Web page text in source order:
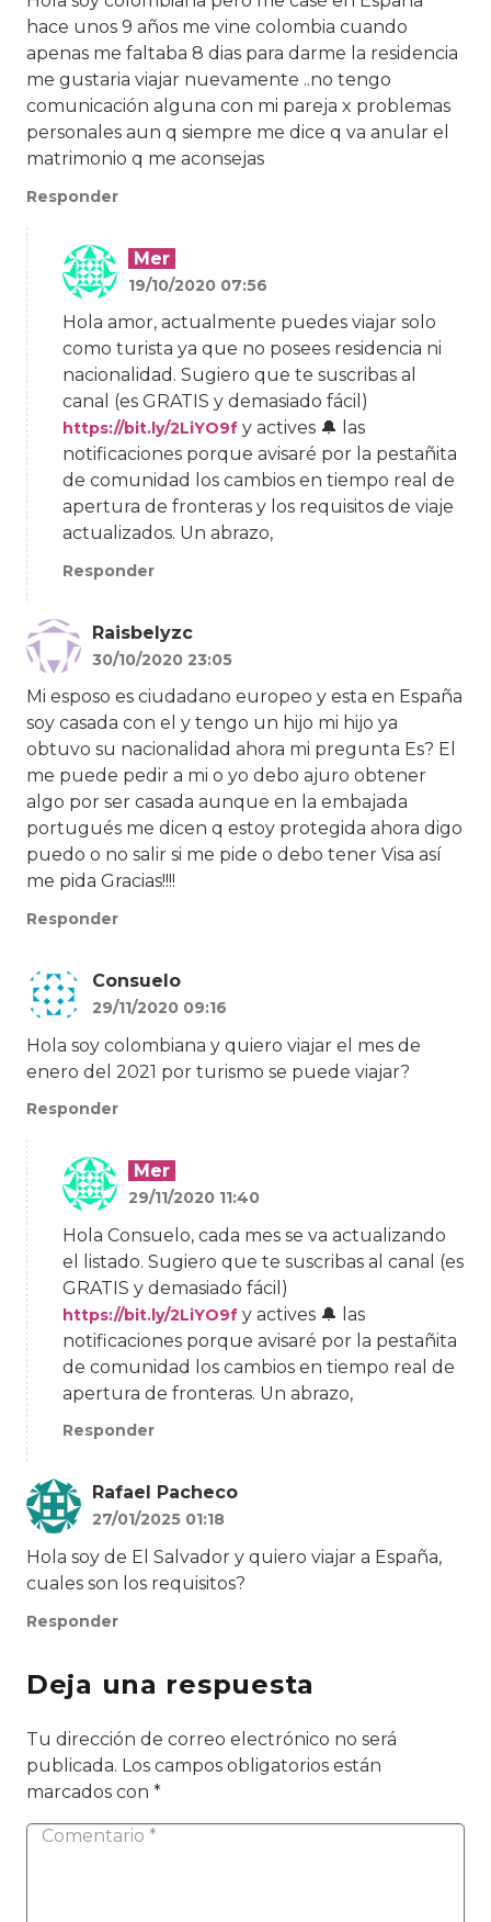
hace unos 9 años me vine colombia cuando
apenas me faltaba 8 dias para darme la residencia
me gustaria viajar nuevamente ..no tengo
comunicación alguna con mi pareja x problemas
personales aun q siempre me dice q va anular el
matrimonio q me aconsejas
Responder
Mer
19/10/2020 07:56
Hola amor, actualmente puedes viajar solo
como turista ya que no posees residencia ni
nacionalidad. Sugiero que te suscribas al
canal (es GRATIS y demasiado fácil)
https://bit.ly/2LiYO9f y actives 🔔 las
notificaciones porque avisaré por la pestañita
de comunidad los cambios en tiempo real de
apertura de fronteras y los requisitos de viaje
actualizados. Un abrazo,
Responder
Raisbelyzc
30/10/2020 23:05
Mi esposo es ciudadano europeo y esta en España
soy casada con el y tengo un hijo mi hijo ya
obtuvo su nacionalidad ahora mi pregunta Es? El
me puede pedir a mi o yo debo ajuro obtener
algo por ser casada aunque en la embajada
portugués me dicen q estoy protegida ahora digo
puedo o no salir si me pide o debo tener Visa así
me pida Gracias!!!!
Responder
Consuelo
29/11/2020 09:16
Hola soy colombiana y quiero viajar el mes de
enero del 2021 por turismo se puede viajar?
Responder
Mer
29/11/2020 11:40
Hola Consuelo, cada mes se va actualizando
el listado. Sugiero que te suscribas al canal (es
GRATIS y demasiado fácil)
https://bit.ly/2LiYO9f y actives 🔔 las
notificaciones porque avisaré por la pestañita
de comunidad los cambios en tiempo real de
apertura de fronteras. Un abrazo,
Responder
Rafael Pacheco
27/01/2025 01:18
Hola soy de El Salvador y quiero viajar a España,
cuales son los requisitos?
Responder
Deja una respuesta
Tu dirección de correo electrónico no será
publicada. Los campos obligatorios están
marcados con *